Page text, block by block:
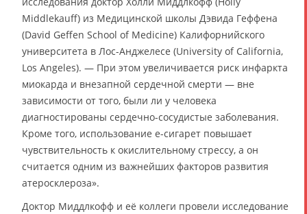
Middlekauff) из Медицинской школы Дэвида Геффена
(David Geffen School of Medicine) Калифорнийского
университета в Лос-Анджелесе (University of California,
Los Angeles). — При этом увеличивается риск инфаркта
миокарда и внезапной сердечной смерти — вне
зависимости от того, были ли у человека
диагностированы сердечно-сосудистые заболевания.
Кроме того, использование e-сигарет повышает
чувствительность к окислительному стрессу, а он
считается одним из важнейших факторов развития
атеросклероза».
Доктор Миддлкофф и её коллеги провели исследование